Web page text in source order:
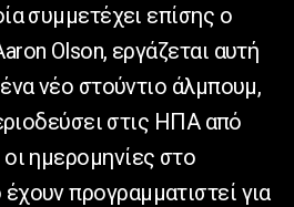
συμμετέχει επίσης ο
Olson, εργάζεται αυτή
νέο στούντιο άλμπουμ,
στις ΗΠΑ από
ημερομηνίες στο
προγραμματιστεί για